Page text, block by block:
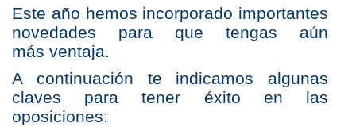
Este año hemos incorporado importantes
novedades para que tengas aún
más ventaja.
A continuación te indicamos algunas
claves para tener éxito en las
oposiciones: